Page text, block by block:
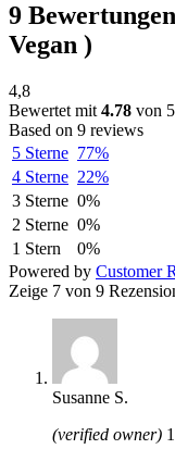
9
Vegan )
4,8
Bewertet mit 4.78 von 5
Based on 9 reviews
5 Sterne 77%
4 Sterne 22%
3 Sterne 0%
2 Sterne 0%
1 Stern
0%
Powered by Customer
Zeige 7 von 9
Susanne S.
(verified owner)